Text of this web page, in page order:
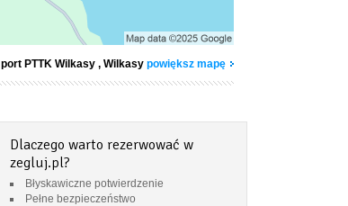
port PTTK Wilkasy , Wilkasy powiększ mapę
Dlaczego warto rezerwować w
zegluj.pl?
Błyskawiczne potwierdzenie
Pełne bezpieczeństwo